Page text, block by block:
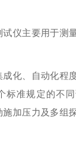
仪主要用于测
化、自动化程
标准规定的不
加压力及多组